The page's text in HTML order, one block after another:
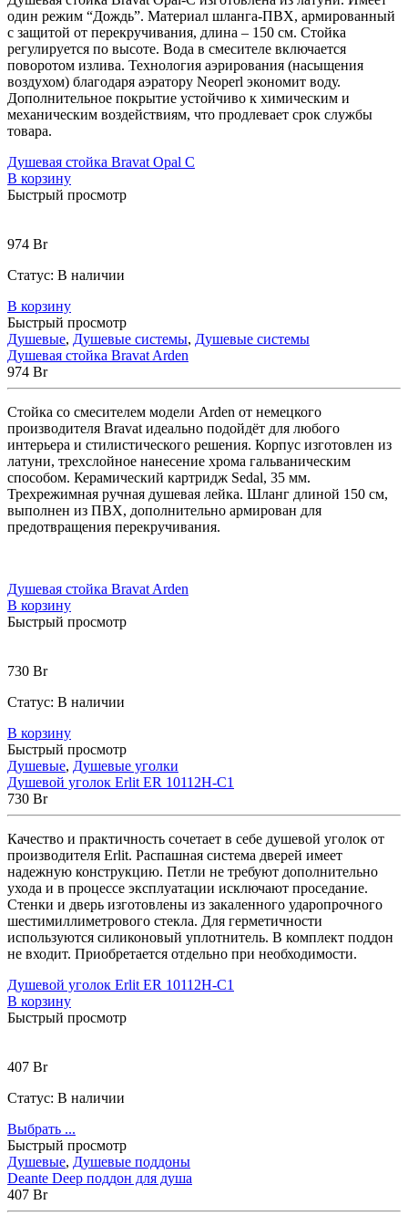
один режим “Дождь”. Материал шланга-ПВХ, армированный
с защитой от перекручивания, длина – 150 см. Стойка
регулируется по высоте. Вода в смесителе включается
поворотом излива. Технология аэрирования (насыщения
воздухом) благодаря аэратору Neoperl экономит воду.
Дополнительное покрытие устойчиво к химическим и
механическим воздействиям, что продлевает срок службы
товара.
Душевая стойка Bravat Opal C
В корзину
Быстрый просмотр
974 Br
Статус: В наличии
В корзину
Быстрый просмотр
Душевые, Душевые системы, Душевые системы
Душевая стойка Bravat Arden
974 Br
Стойка со смесителем модели Arden от немецкого
производителя Bravat идеально подойдёт для любого
интерьера и стилистического решения. Корпус изготовлен из
латуни, трехслойное нанесение хрома гальваническим
способом. Керамический картридж Sedal, 35 мм.
Трехрежимная ручная душевая лейка. Шланг длиной 150 см,
выполнен из ПВХ, дополнительно армирован для
предотвращения перекручивания.
Душевая стойка Bravat Arden
В корзину
Быстрый просмотр
730 Br
Статус: В наличии
В корзину
Быстрый просмотр
Душевые, Душевые уголки
Душевой уголок Erlit ER 10112H-C1
730 Br
Качество и практичность сочетает в себе душевой уголок от
производителя Erlit. Распашная система дверей имеет
надежную конструкцию. Петли не требуют дополнительно
ухода и в процессе эксплуатации исключают проседание.
Стенки и дверь изготовлены из закаленного ударопрочного
шестимиллиметрового стекла. Для герметичности
используются силиконовый уплотнитель. В комплект поддон
не входит. Приобретается отдельно при необходимости.
Душевой уголок Erlit ER 10112H-C1
В корзину
Быстрый просмотр
407 Br
Статус: В наличии
Выбрать ...
Быстрый просмотр
Душевые, Душевые поддоны
Deante Deep поддон для душа
407 Br